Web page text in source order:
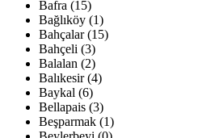
Bafra (15)
Bağlıköy (1)
Bahçalar (15)
Bahçeli (3)
Balalan (2)
Balıkesir (4)
Baykal (6)
Bellapais (3)
Beşparmak (1)